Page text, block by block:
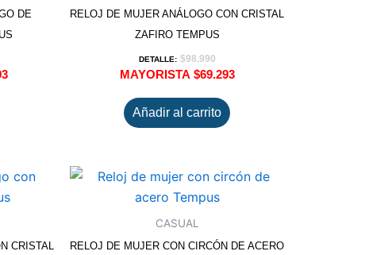
DE
RELOJ DE MUJER ANÁLOGO CON CRISTAL
ZAFIRO TEMPUS
DETALLE: $98.990
MAYORISTA $69.293
Añadir al carrito
CRISTAL
CASUAL
RELOJ DE MUJER CON CIRCÓN DE ACERO